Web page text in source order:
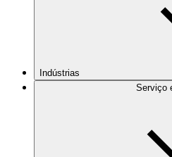
Indústrias
Serviço